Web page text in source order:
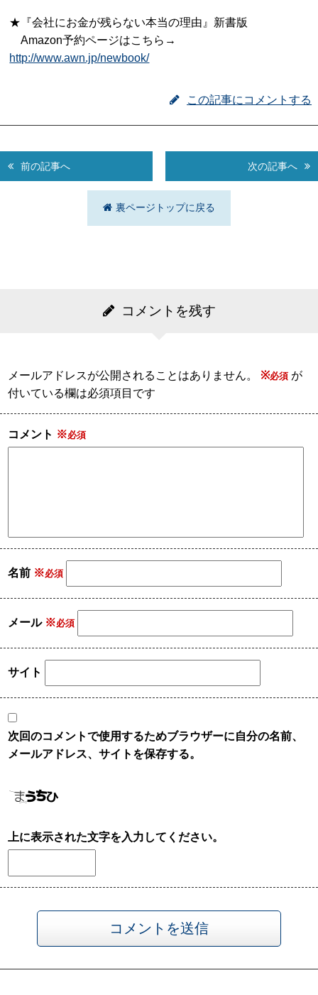
★『会社にお金が残らない本当の理由』新書版
Amazon予約ページはこちら→
http://www.awn.jp/newbook/
この記事にコメントする
前の記事へ 次の記事へ
裏ページトップに戻る
コメントを残す
メールアドレスが公開されることはありません。 ※
が
付いている欄は必須項目です
コメント ※
名前 ※
メール ※
サイト
次回のコメントで使用するためブラウザーに自分の名前、
メールアドレス、サイトを保存する。
上に表示された文字を入力してください。